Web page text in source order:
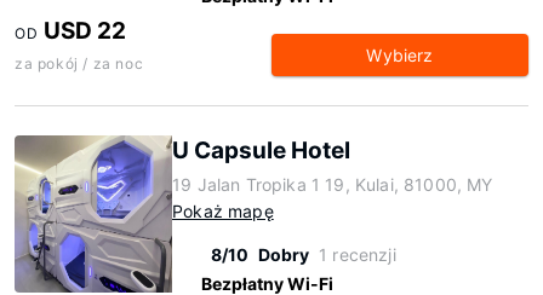
OD USD 22
za pokój / za noc Wybierz
U Capsule Hotel
19 Jalan Tropika 1 19, Kulai, 81000, MY
Pokaż mapę
8/10 Dobry 1 recenzji
Bezpłatny Wi-Fi